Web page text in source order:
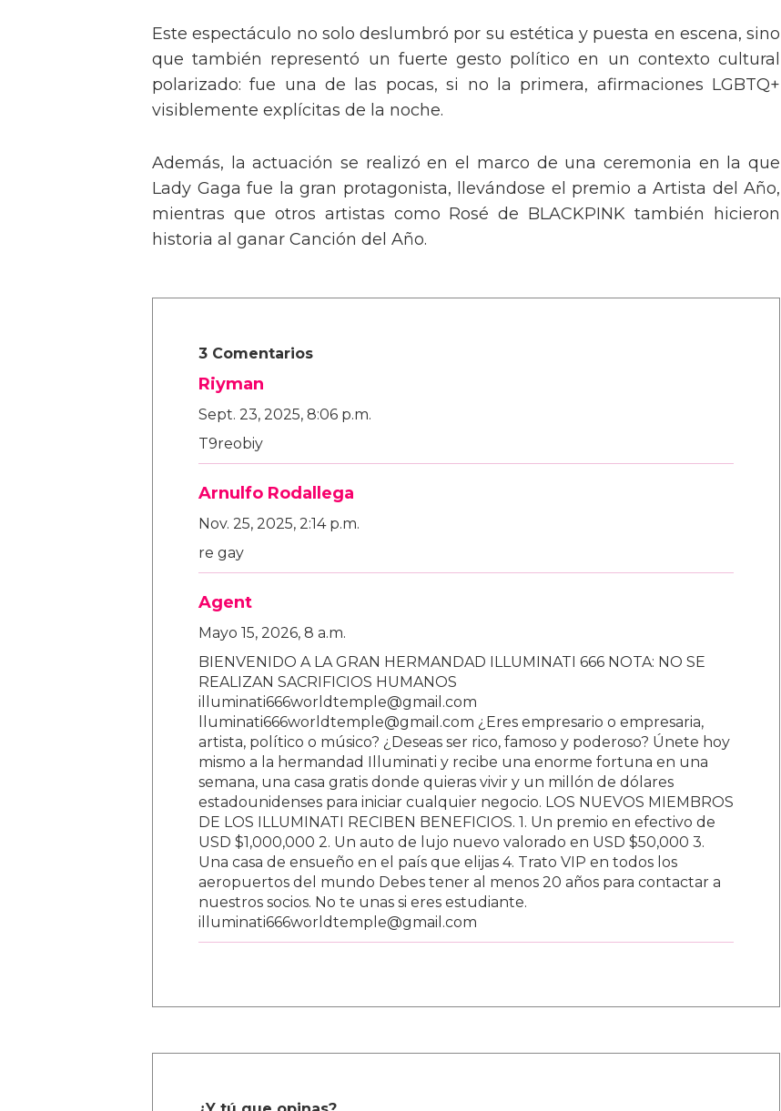
Este espectáculo no solo deslumbró por su estética y puesta en escena, sino
que también representó un fuerte gesto político en un contexto cultural
polarizado: fue una de las pocas, si no la primera, afirmaciones LGBTQ+
visiblemente explícitas de la noche.
Además, la actuación se realizó en el marco de una ceremonia en la que
Lady Gaga fue la gran protagonista, llevándose el premio a Artista del Año,
mientras que otros artistas como Rosé de BLACKPINK también hicieron
historia al ganar Canción del Año.
3 Comentarios
Riyman
Sept. 23, 2025, 8:06 p.m.
T9reobiy
Arnulfo Rodallega
Nov. 25, 2025, 2:14 p.m.
re gay
Agent
Mayo 15, 2026, 8 a.m.
BIENVENIDO A LA GRAN HERMANDAD ILLUMINATI 666 NOTA: NO SE
REALIZAN SACRIFICIOS HUMANOS
illuminati666worldtemple@gmail.com
lluminati666worldtemple@gmail.com ¿Eres empresario o empresaria,
artista, político o músico? ¿Deseas ser rico, famoso y poderoso? Únete hoy
mismo a la hermandad Illuminati y recibe una enorme fortuna en una
semana, una casa gratis donde quieras vivir y un millón de dólares
estadounidenses para iniciar cualquier negocio. LOS NUEVOS MIEMBROS
DE LOS ILLUMINATI RECIBEN BENEFICIOS. 1. Un premio en efectivo de
USD $1,000,000 2. Un auto de lujo nuevo valorado en USD $50,000 3.
Una casa de ensueño en el país que elijas 4. Trato VIP en todos los
aeropuertos del mundo Debes tener al menos 20 años para contactar a
nuestros socios. No te unas si eres estudiante.
illuminati666worldtemple@gmail.com